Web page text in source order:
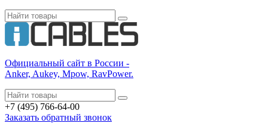
Официальный сайт в России -
Anker, Aukey, Mpow, RavPower.
+7 (495) 766-64-00
Заказать обратный звонок